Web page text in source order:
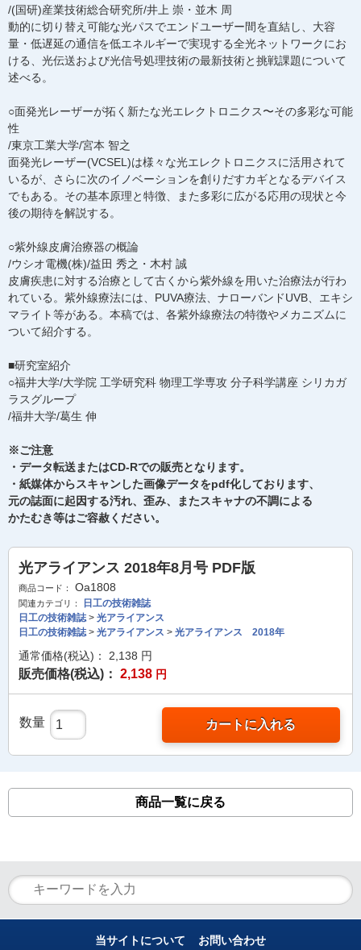
/(国研)産業技術総合研究所/井上 崇・並木 周
動的に切り替え可能な光パスでエンドユーザー間を直結し、大容
量・低遅延の通信を低エネルギーで実現する全光ネットワークにお
ける、光伝送および光信号処理技術の最新技術と挑戦課題について
述べる。
○面発光レーザーが拓く新たな光エレクトロニクス〜その多彩な可能
性
/東京工業大学/宮本 智之
面発光レーザー(VCSEL)は様々な光エレクトロニクスに活用されて
いるが、さらに次のイノベーションを創りだすカギとなるデバイス
でもある。その基本原理と特徴、また多彩に広がる応用の現状と今
後の期待を解説する。
○紫外線皮膚治療器の概論
/ウシオ電機(株)/益田 秀之・木村 誠
皮膚疾患に対する治療として古くから紫外線を用いた治療法が行わ
れている。紫外線療法には、PUVA療法、ナローバンドUVB、エキシ
マライト等がある。本稿では、各紫外線療法の特徴やメカニズムに
ついて紹介する。
■研究室紹介
○福井大学/大学院 工学研究科 物理工学専攻 分子科学講座 シリカガ
ラスグループ
/福井大学/葛生 伸
※ご注意
・データ転送またはCD-Rでの販売となります。
・紙媒体からスキャンした画像データをpdf化しております、
元の誌面に起因する汚れ、歪み、またスキャナの不調による
かたむき等はご容赦ください。
光アライアンス 2018年8月号 PDF版
商品コード： Oa1808
関連カテゴリ：
日工の技術雑誌
日工の技術雑誌> 光アライアンス
日工の技術雑誌> 光アライアンス > 光アライアンス 2018年
通常価格(税込)： 2,138 円
販売価格(税込)： 2,138 円
数量 カートに入れる
商品一覧に戻る
当サイトについて お問い合わせ